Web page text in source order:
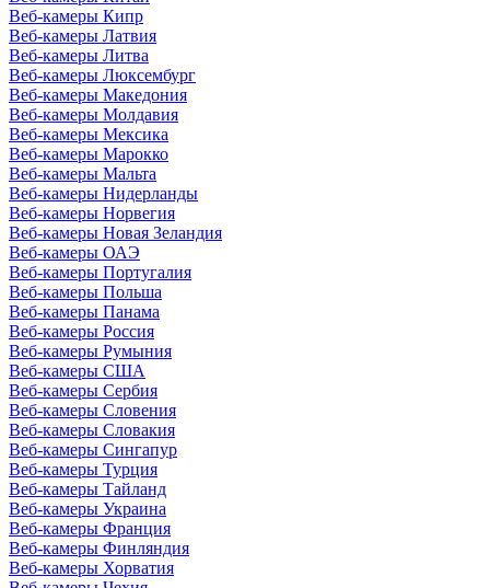
Веб-камеры Кипр
Веб-камеры Латвия
Веб-камеры Литва
Веб-камеры Люксембург
Веб-камеры Македония
Веб-камеры Молдавия
Веб-камеры Мексика
Веб-камеры Марокко
Веб-камеры Мальта
Веб-камеры Нидерланды
Веб-камеры Норвегия
Веб-камеры Новая Зеландия
Веб-камеры ОАЭ
Веб-камеры Португалия
Веб-камеры Польша
Веб-камеры Панама
Веб-камеры Россия
Веб-камеры Румыния
Веб-камеры США
Веб-камеры Сербия
Веб-камеры Словения
Веб-камеры Словакия
Веб-камеры Сингапур
Веб-камеры Турция
Веб-камеры Тайланд
Веб-камеры Украина
Веб-камеры Франция
Веб-камеры Финляндия
Веб-камеры Хорватия